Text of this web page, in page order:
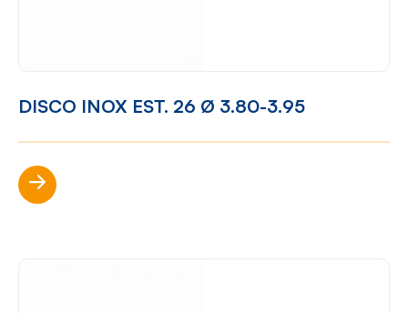
DISCO INOX EST. 26 Ø 3.80-3.95
Scopri di più